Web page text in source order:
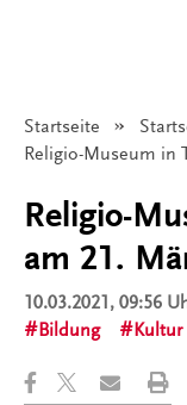
Startseite
Angezeigt:
Religio-Museum in
Religio-
am 21.
10.03.2021, 09:56
Bildung
Kultur